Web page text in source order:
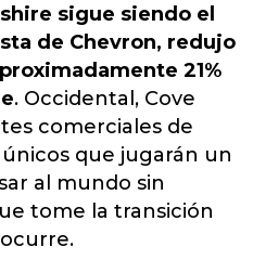
sigue siendo el
de Chevron, redujo
21%
. Occidental, Cove
comerciales de
que jugarán un
al mundo sin
tome la transición